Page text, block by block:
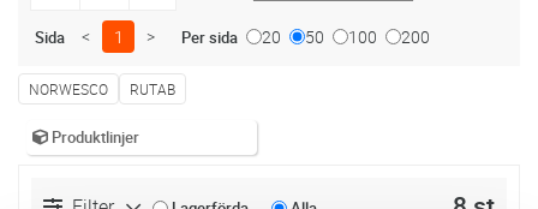
Sida < 1 > Per sida 20 50 100 200
NORWESCO RUTAB
Produktlinjer